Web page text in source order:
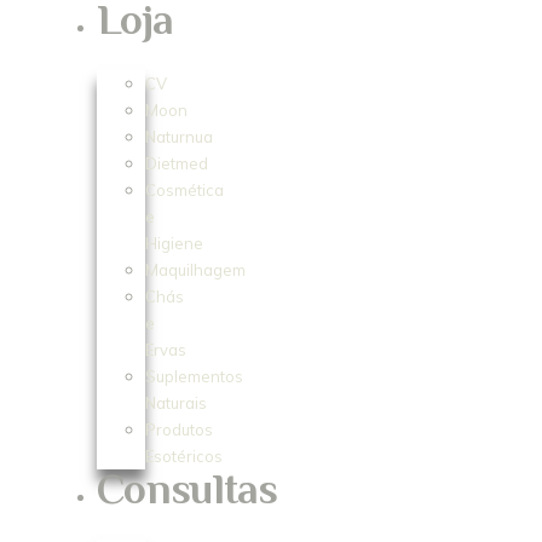
Loja
CV
Moon
Naturnua
Dietmed
Cosmética
e
Higiene
Maquilhagem
Chás
e
Ervas
Suplementos
Naturais
Produtos
Esotéricos
Consultas